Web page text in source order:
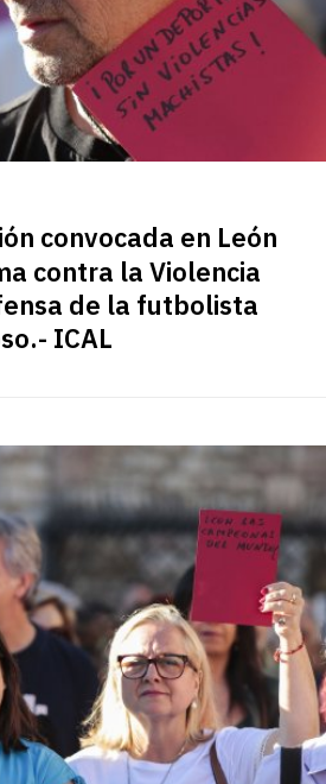
convocada en León
contra la Violencia
de la futbolista
ICAL